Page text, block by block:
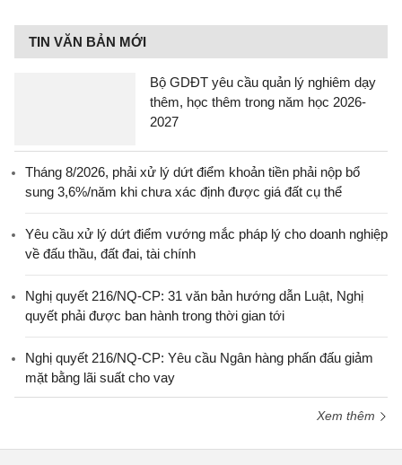
TIN VĂN BẢN MỚI
Bộ GDĐT yêu cầu quản lý nghiêm dạy
thêm, học thêm trong năm học 2026-
2027
Tháng 8/2026, phải xử lý dứt điểm khoản tiền phải nộp bổ
sung 3,6%/năm khi chưa xác định được giá đất cụ thể
Yêu cầu xử lý dứt điểm vướng mắc pháp lý cho doanh nghiệp
về đấu thầu, đất đai, tài chính
Nghị quyết 216/NQ-CP: 31 văn bản hướng dẫn Luật, Nghị
quyết phải được ban hành trong thời gian tới
Nghị quyết 216/NQ-CP: Yêu cầu Ngân hàng phấn đấu giảm
mặt bằng lãi suất cho vay
Xem thêm